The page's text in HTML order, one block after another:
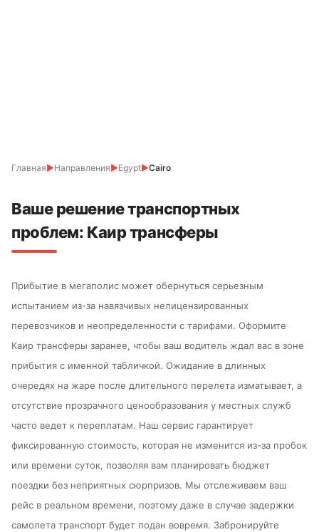
Главная▶Направления▶Egypt▶Cairo
Ваше решение транспортных
проблем: Каир трансферы
Прибытие в мегаполис может обернуться серьезным
испытанием из-за навязчивых нелицензированных
перевозчиков и неопределенности с тарифами. Оформите
Каир трансферы заранее, чтобы ваш водитель ждал вас в зоне
прибытия с именной табличкой. Ожидание в длинных
очередях на жаре после длительного перелета изматывает, а
отсутствие прозрачного ценообразования у местных служб
часто ведет к переплатам. Наш сервис гарантирует
фиксированную стоимость, которая не изменится из-за пробок
или времени суток, позволяя вам планировать бюджет
поездки без неприятных сюрпризов. Мы отслеживаем ваш
рейс в реальном времени, поэтому даже в случае задержки
самолета транспорт будет подан вовремя. Забронируйте